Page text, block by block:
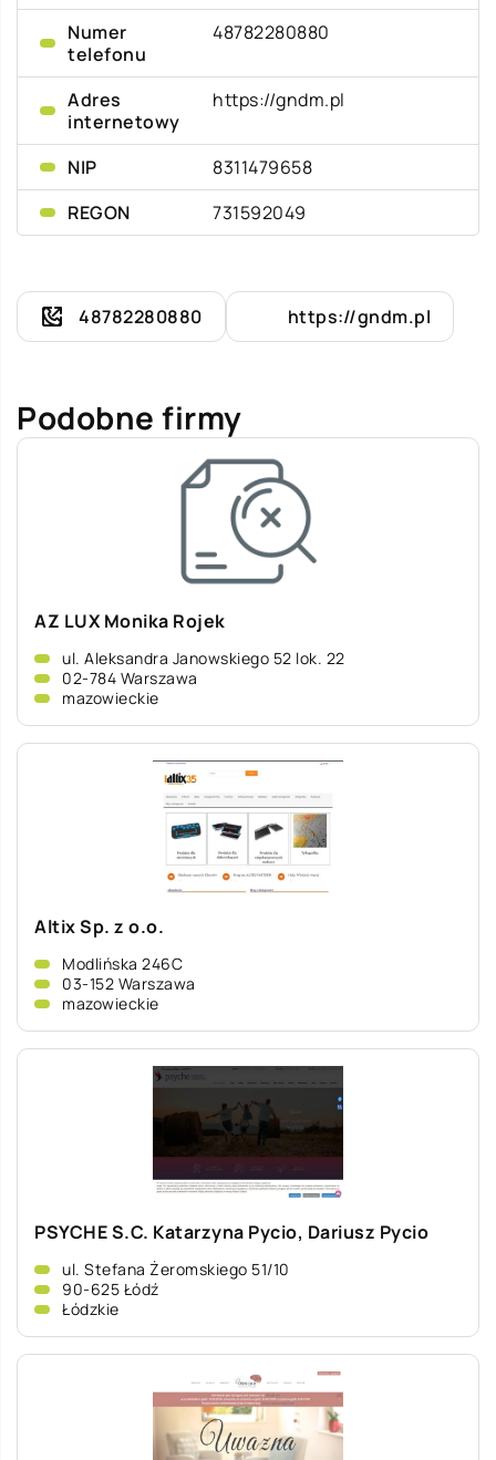
Numer
telefonu
48782280880
Adres
internetowy
https://gndm.pl
NIP
8311479658
REGON
731592049
48782280880 https://gndm.pl
Podobne firmy
AZ LUX Monika Rojek
ul. Aleksandra Janowskiego 52 lok. 22
02-784 Warszawa
mazowieckie
Altix Sp. z o.o.
Modlińska 246C
03-152 Warszawa
mazowieckie
PSYCHE S.C. Katarzyna Pycio, Dariusz Pycio
ul. Stefana Żeromskiego 51/10
90-625 Łódź
Łódzkie